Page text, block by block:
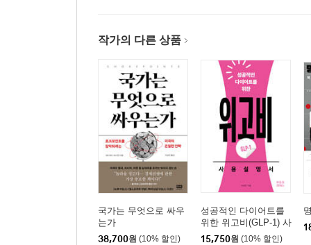
작가의 다른 상품
국가는 무엇으로 싸우
는가
38,700원 (10% 할인)
성공적인 다이어트를
위한 위고비(GLP-1) 사
용설명서
15,750원 (10% 할인)